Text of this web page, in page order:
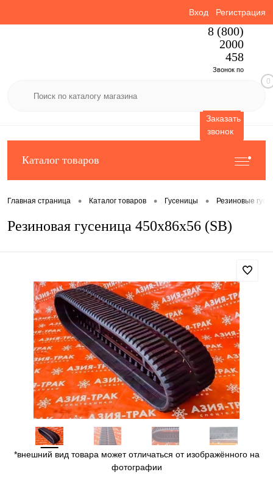
Вход Регистрация
8 (800)
2000
458
Звонок по
Заказать
звонок
0
Каталог товаров
Главная страница • Каталог товаров • Гусеницы • Резиновые
Резиновая гусеница 450x86x56 (SB)
*внешний вид товара может отличаться от изображённого на
фотографии